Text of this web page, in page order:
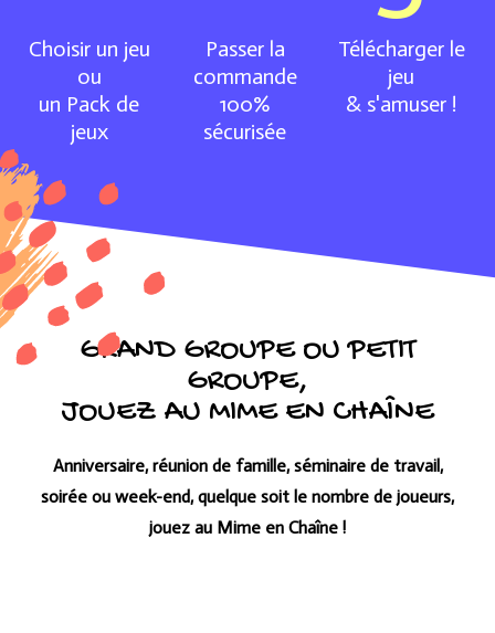
Choisir un jeu
ou
un Pack de
jeux
Passer la
commande
100%
sécurisée
Télécharger le
jeu
& s'amuser !
GRAND GROUPE OU PETIT
GROUPE,
JOUEZ AU MIME EN CHAÎNE
Anniversaire, réunion de famille, séminaire de travail,
soirée ou week-end, quelque soit le nombre de joueurs,
jouez au Mime en Chaîne !